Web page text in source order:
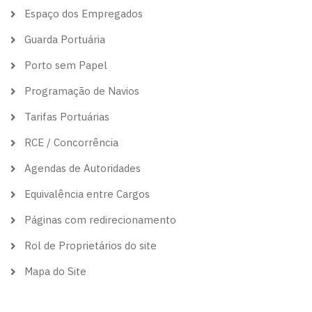
Espaço dos Empregados
Guarda Portuária
Porto sem Papel
Programação de Navios
Tarifas Portuárias
RCE / Concorrência
Agendas de Autoridades
Equivalência entre Cargos
Páginas com redirecionamento
Rol de Proprietários do site
Mapa do Site